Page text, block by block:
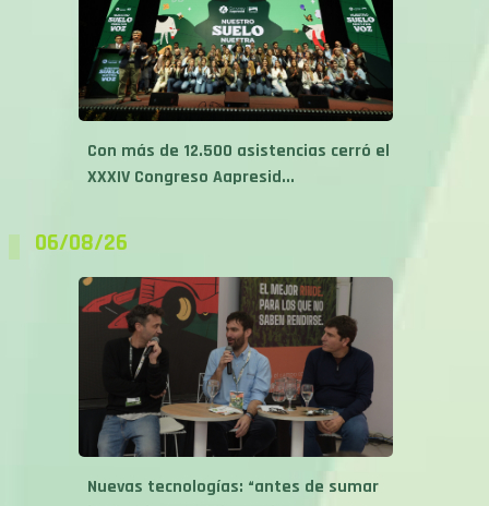
Con más de 12.500 asistencias cerró el
XXXIV Congreso Aapresid...
06/08/26
Nuevas tecnologías: “antes de sumar